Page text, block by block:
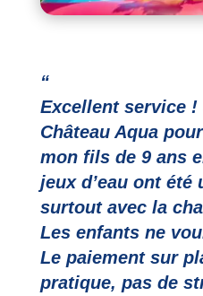
“
Excellent service !
Château Aqua
mon fils de 9 ans
jeux d’eau ont été
surtout avec la
Les enfants ne
Le paiement sur
pratique, pas de